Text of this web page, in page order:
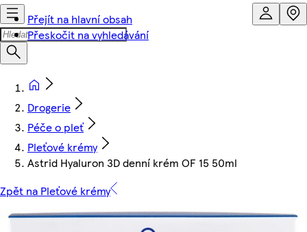
Přejít na hlavní obsah
Přeskočit na vyhledávání
Drogerie
Péče o pleť
Pleťové krémy
Astrid Hyaluron 3D denní krém OF 15 50ml
Zpět na Pleťové krémy